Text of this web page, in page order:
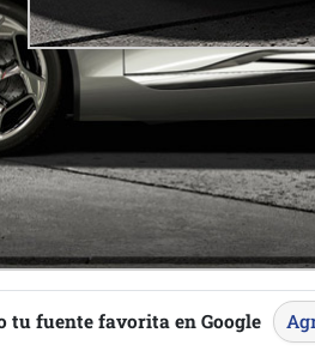
tu fuente favorita en Google